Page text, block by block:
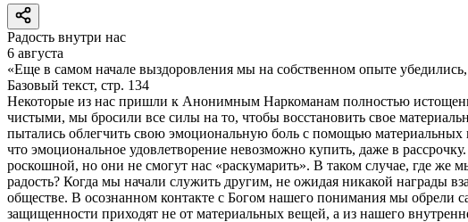
Радость внутри нас
6 августа
«Еще в самом начале выздоровления мы на собственном опыте
Базовый текст, стр. 134
Некоторые из нас пришли к Анонимным Наркоманам полностью
чистыми, мы бросили все силы на то, чтобы восстановить свое
пытались облегчить свою эмоциональную боль с помощью материальных
что эмоциональное удовлетворение невозможно купить, даже в
роскошной, но они не смогут нас «раскумарить». В таком случае, где же
радость? Когда мы начали служить другим, не ожидая никакой
обществе. В осознанном контакте с Богом нашего понимания мы обрели
защищенности приходят не от материальных вещей, а из нашего